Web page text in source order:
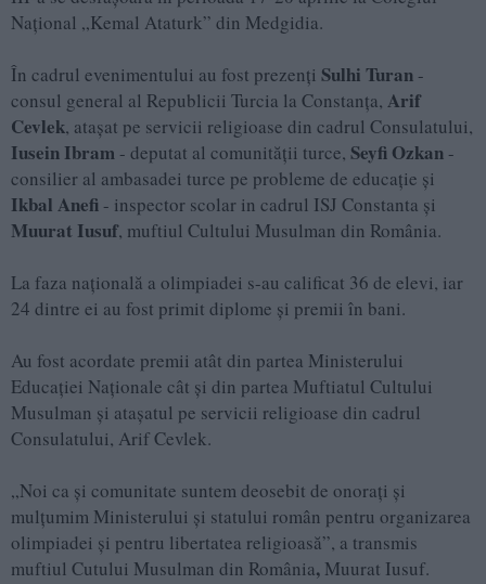
Național „Kemal Ataturk” din Medgidia.
În cadrul evenimentului au fost prezenți Sulhi Turan -
consul general al Republicii Turcia la Constanța, Arif
Cevlek, atașat pe servicii religioase din cadrul Consulatului,
Iusein Ibram - deputat al comunității turce, Seyfi Ozkan -
consilier al ambasadei turce pe probleme de educație și
Ikbal Anefi - inspector scolar in cadrul ISJ Constanta și
Muurat Iusuf, muftiul Cultului Musulman din România.
La faza națională a olimpiadei s-au calificat 36 de elevi, iar
24 dintre ei au fost primit diplome și premii în bani.
Au fost acordate premii atât din partea Ministerului
Educației Naționale cât și din partea Muftiatul Cultului
Musulman și atașatul pe servicii religioase din cadrul
Consulatului, Arif Cevlek.
„Noi ca și comunitate suntem deosebit de onorați și
mulțumim Ministerului și statului român pentru organizarea
olimpiadei și pentru libertatea religioasă”, a transmis
muftiul Cutului Musulman din România, Muurat Iusuf.